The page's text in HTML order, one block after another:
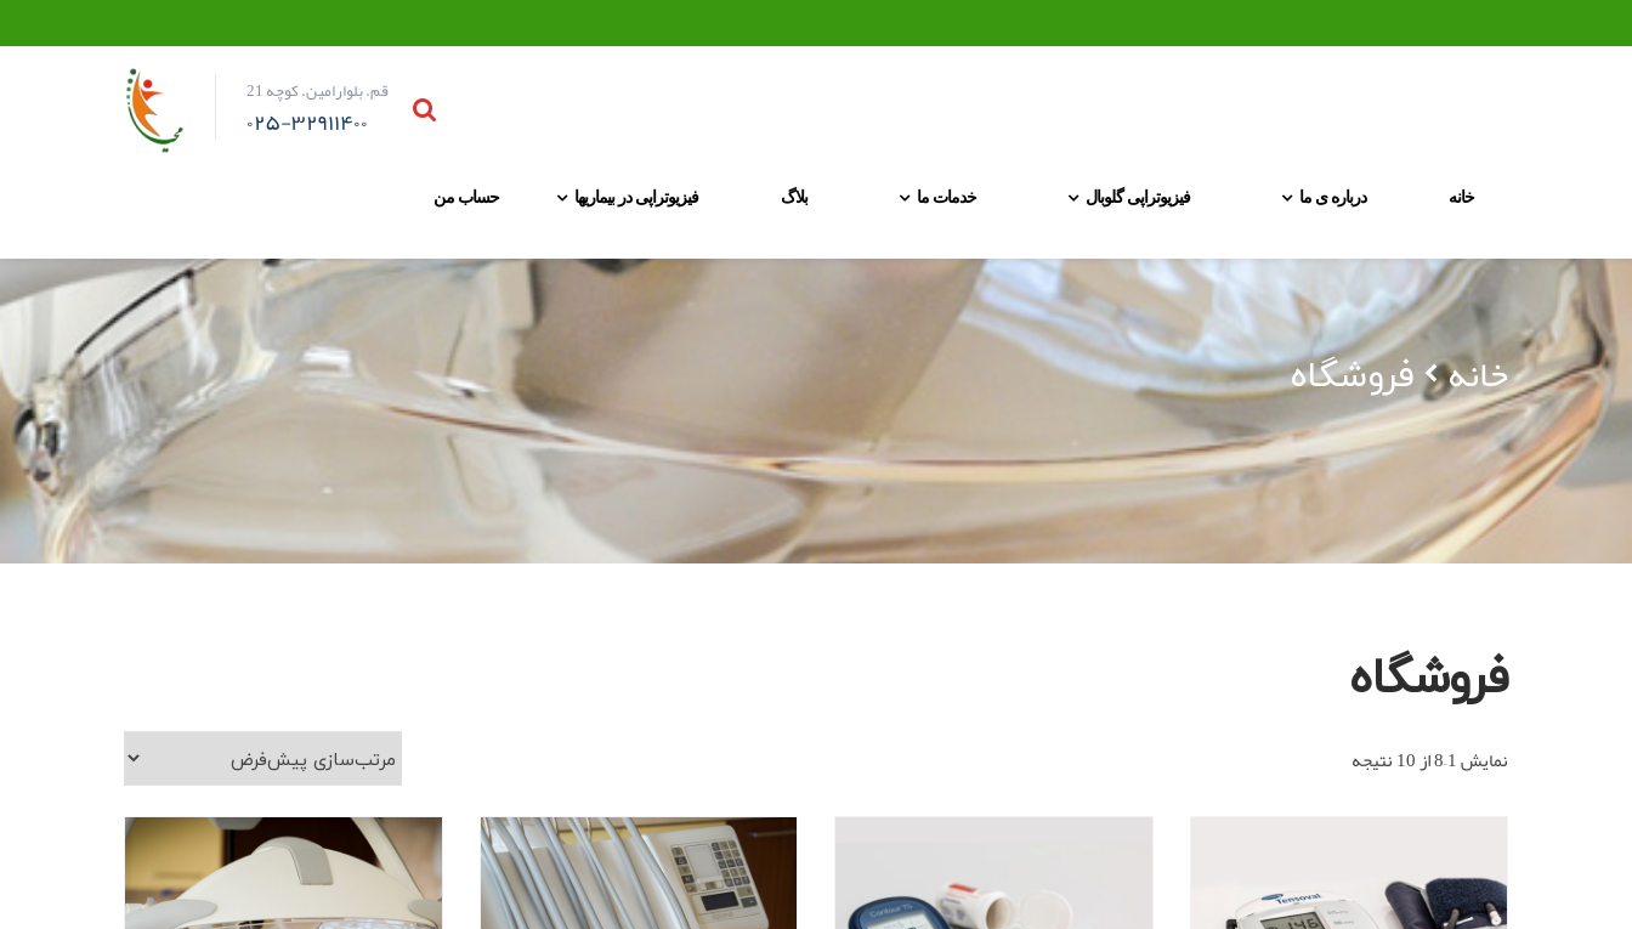
قم. بلوارامین. کوچه 21
۰۲۵-۳۲۹۱۱۴۰۰
خانه درباره ی ما فیزیوتراپی گلوبال خدمات ما بلاگ فیزیوتراپی در بیماریها حساب من
خانه فروشگاه
فروشگاه
نمایش 1–8 از 10 نتیجه